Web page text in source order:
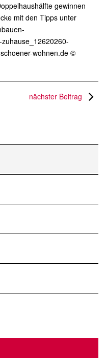
gewinnen
mit den Tipps unter
wohnen.de ©
nächster Beitrag